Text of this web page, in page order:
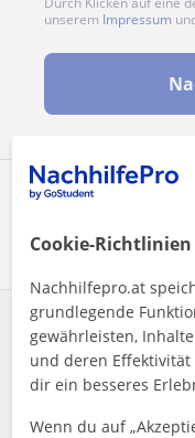
Profil teilen
unserem Impressum
Enthält dieses
Nachhilfeunterricht
Cookie-Richtlinien
Nachhilfepro.at
grundlegende
gewährleisten,
und deren Effektivität
dir ein besseres
Wenn du auf